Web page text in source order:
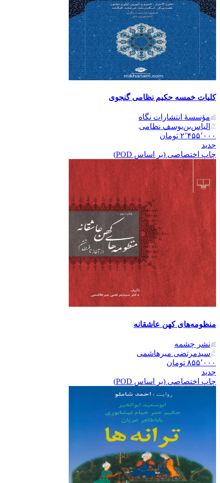
کلیات خمسه حکیم نظامی گنجوی
مؤسسۀ انتشارات نگاه
الیاس‌بن‌یوسف نظامی
۲٬۴۵۵٬۰۰۰ تومان
جدید
چاپ اختصاصی (بر اساس POD)
منظومه‌های کهن عاشقانه
نشر‌ چشمه
سید‌مرتضی‌ میر‌هاشمی
۸۵۵٬۰۰۰ تومان
جدید
چاپ اختصاصی (بر اساس POD)